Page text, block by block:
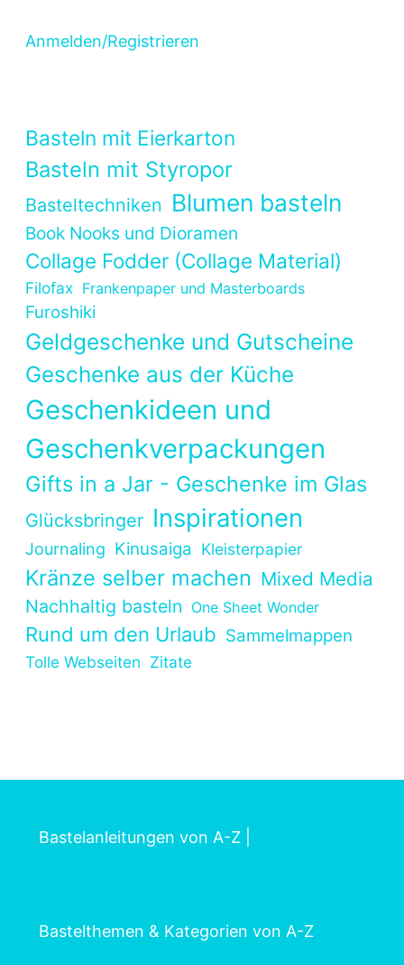
Anmelden/Registrieren
Basteln mit Eierkarton
Basteln mit Styropor
Basteltechniken Blumen basteln
Book Nooks und Dioramen
Collage Fodder (Collage Material)
Filofax Frankenpaper und Masterboards
Furoshiki
Geldgeschenke und Gutscheine
Geschenke aus der Küche
Geschenkideen und
Geschenkverpackungen
Gifts in a Jar - Geschenke im Glas
Glücksbringer Inspirationen
Journaling Kinusaiga Kleisterpapier
Kränze selber machen Mixed Media
Nachhaltig basteln One Sheet Wonder
Rund um den Urlaub Sammelmappen
Tolle Webseiten Zitate
Bastelanleitungen von A-Z|
Bastelthemen & Kategorien von A-Z